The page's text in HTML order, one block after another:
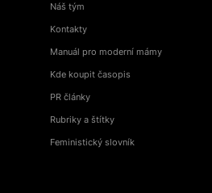
Náš tým
Kontakty
Manuál pro moderní mámy
Kde koupit časopis
PR články
Rubriky a štítky
Feministický slovník